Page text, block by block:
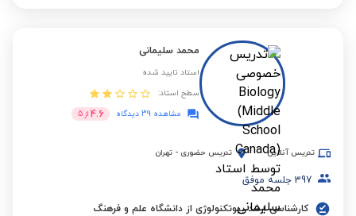
محمد سلیمانی
استاد تایید شده
سطح استاد:
مشاهده 39 دیدگاه
4.6 از 5
تدریس آنلاین تدریس حضوری - تهران
397 جلسه موفق
کارشناسی ارشد بیوتکنولوژی از دانشگاه علم و فرهنگ